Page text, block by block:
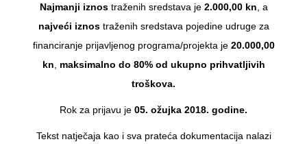
Najmanji iznostraženih sredstava je 2.000,00 kn , a
najveći iznostraženih sredstava pojedine udruge za
financiranje prijavljenog programa/projekta je 20.000,00
kn
maksimalno do 80% od ukupno prihvatljivih
troškova.
Rok za prijavu je 05. ožujka 2018. godine.
Tekst natječaja kao i sva prateća dokumentacija nalazi